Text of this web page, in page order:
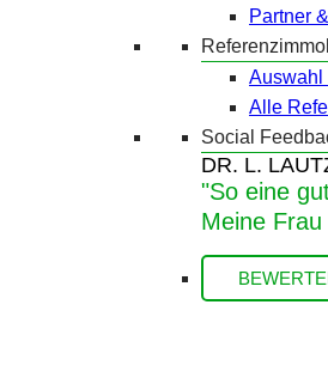
Partner
Auswahl
Alle
Social
DR. L.
"So eine
Meine